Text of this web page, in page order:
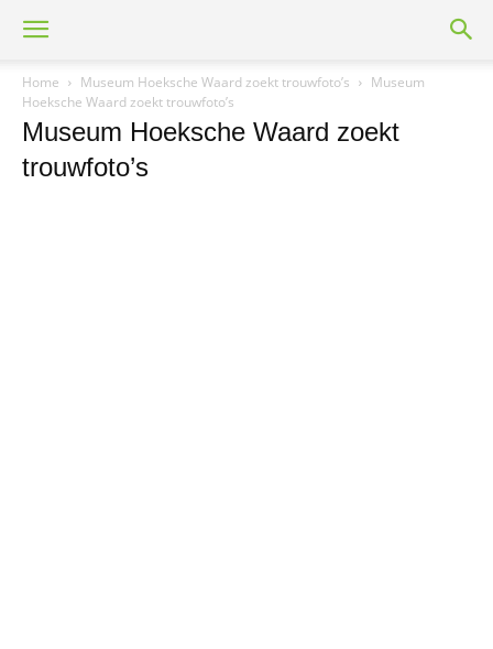
Home Museum Hoeksche Waard zoekt trouwfoto’s
Museum
Hoeksche Waard zoekt trouwfoto’s
Museum Hoeksche Waard zoekt
trouwfoto’s